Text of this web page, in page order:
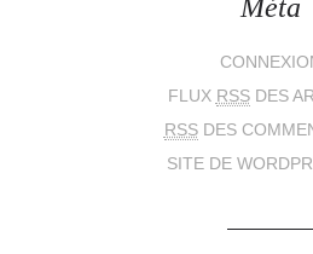
Méta
FLUX RSSDES
RSSDES
SITE DE